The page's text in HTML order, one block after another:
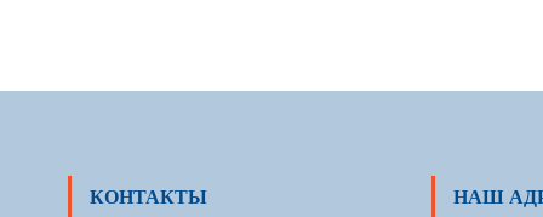
КОНТАКТЫ НАШ